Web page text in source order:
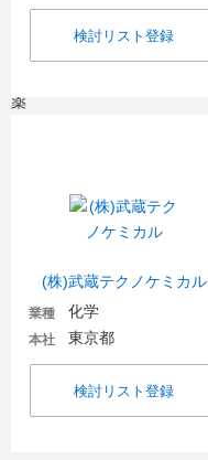
検討リスト登録
(株)武蔵テクノケミカル
業種 化学
本社 東京都
検討リスト登録